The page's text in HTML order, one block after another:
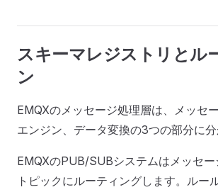
スキーマレジストリとル
ン
EMQXのメッセージ処理層は、メッセ
エンジン、データ変換の3つの部分に分
EMQXのPUB/SUBシステムはメッセー
トピックにルーティングします。ルー